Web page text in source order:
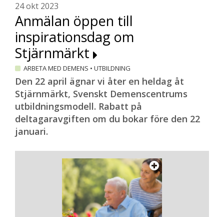
24 okt 2023
Anmälan öppen till
inspirationsdag om
Stjärnmärkt
ARBETA MED DEMENS • UTBILDNING
Den 22 april ägnar vi åter en heldag åt
Stjärnmärkt, Svenskt Demenscentrums
utbildningsmodell. Rabatt på
deltagaravgiften om du bokar före den 22
januari.